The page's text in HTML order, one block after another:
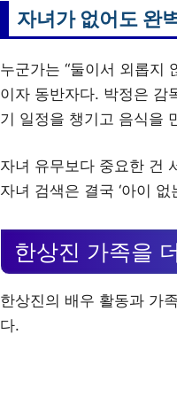
자녀가 없어도 완
누군가는 “둘이서 외롭지
이자 동반자다. 박정은 감
기 일정을 챙기고 음식을
자녀 유무보다 중요한 건
자녀 검색은 결국 ‘아이
한상진 가족을
한상진의 배우 활동과 가
다.